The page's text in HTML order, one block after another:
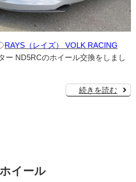
RAYS（レイズ） VOLK RACING
ND5RCのホイール交換をしまし
続きを読む
イール